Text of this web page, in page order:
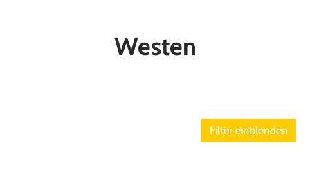
Westen
Filter einblenden